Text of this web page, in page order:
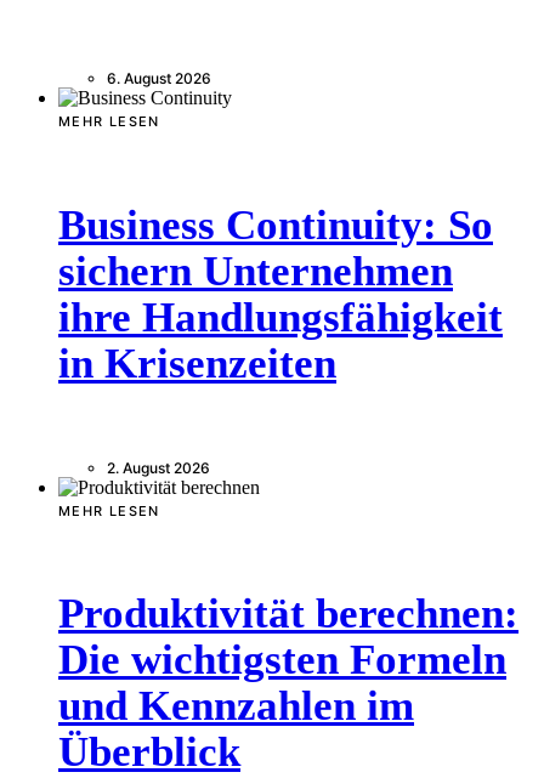
6. August 2026
MEHR LESEN
Business Continuity: So
sichern Unternehmen
ihre Handlungsfähigkeit
in Krisenzeiten
2. August 2026
MEHR LESEN
Produktivität berechnen:
Die wichtigsten Formeln
und Kennzahlen im
Überblick